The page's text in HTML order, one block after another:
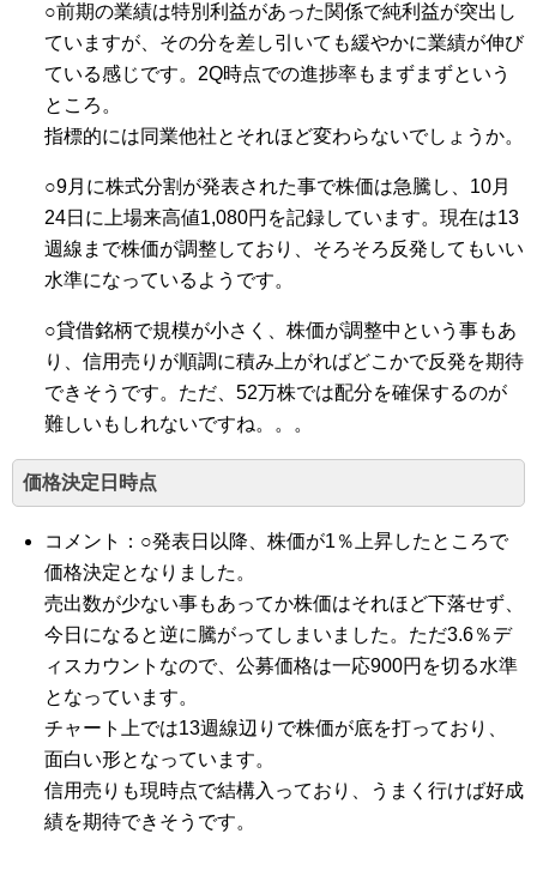
○前期の業績は特別利益があった関係で純利益が突出し
ていますが、その分を差し引いても緩やかに業績が伸び
ている感じです。2Q時点での進捗率もまずまずという
ところ。
指標的には同業他社とそれほど変わらないでしょうか。
○9月に株式分割が発表された事で株価は急騰し、10月
24日に上場来高値1,080円を記録しています。現在は13
週線まで株価が調整しており、そろそろ反発してもいい
水準になっているようです。
○貸借銘柄で規模が小さく、株価が調整中という事もあ
り、信用売りが順調に積み上がればどこかで反発を期待
できそうです。ただ、52万株では配分を確保するのが
難しいもしれないですね。。。
価格決定日時点
コメント：○発表日以降、株価が1％上昇したところで
価格決定となりました。
売出数が少ない事もあってか株価はそれほど下落せず、
今日になると逆に騰がってしまいました。ただ3.6％デ
ィスカウントなので、公募価格は一応900円を切る水準
となっています。
チャート上では13週線辺りで株価が底を打っており、
面白い形となっています。
信用売りも現時点で結構入っており、うまく行けば好成
績を期待できそうです。